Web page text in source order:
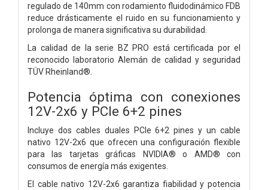
regulado de 140mm con rodamiento fluidodinámico FDB
reduce drásticamente el ruido en su funcionamiento y
prolonga de manera significativa su durabilidad.
La calidad de la serie BZ PRO está certificada por el
reconocido laboratorio Alemán de calidad y seguridad
TÜV Rheinland®.
Potencia óptima con conexiones
12V-2x6 y PCIe 6+2 pines
Incluye dos cables duales PCIe 6+2 pines y un cable
nativo 12V-2x6 que ofrecen una configuración flexible
para las tarjetas gráficas NVIDIA® o AMD® con
consumos de energía más exigentes.
El cable nativo 12V-2x6 garantiza fiabilidad y potencia